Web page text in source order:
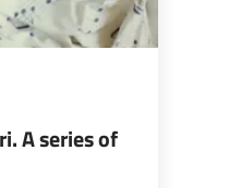
A series of